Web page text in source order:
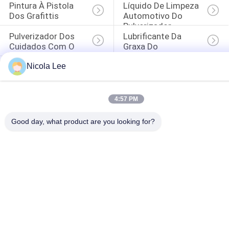
Pintura À Pistola
Dos Grafittis
Líquido De Limpeza
Automotivo Do
Pulverizador
Pulverizador Dos
Cuidados Com O
Carro
Lubrificante Da
Graxa Do
Líquido De Limpeza
Da Eletrônica Do
Nicola Lee
4:57 PM
Good day, what product are you looking for?